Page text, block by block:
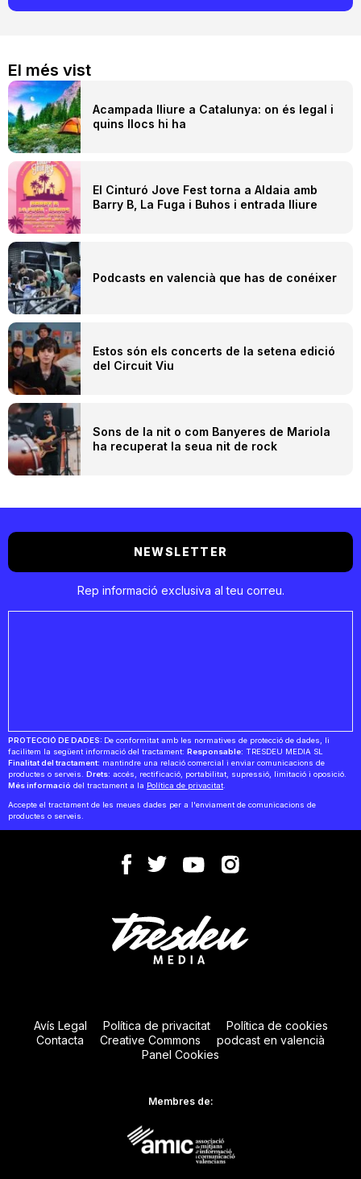
El més vist
Acampada lliure a Catalunya: on és legal i
quins llocs hi ha
El Cinturó Jove Fest torna a Aldaia amb
Barry B, La Fuga i Buhos i entrada lliure
Podcasts en valencià que has de conéixer
Estos són els concerts de la setena edició
del Circuit Viu
Sons de la nit o com Banyeres de Mariola
ha recuperat la seua nit de rock
NEWSLETTER
Rep informació exclusiva al teu correu.
PROTECCIÓ DE DADES: De conformitat amb les normatives de protecció de dades, li
facilitem la següent informació del tractament: Responsable: TRESDEU MEDIA SL
Finalitat del tractament: mantindre una relació comercial i enviar comunicacions de
productes o serveis. Drets: accés, rectificació, portabilitat, supressió, limitació i oposició.
Més informació del tractament a la Política de privacitat
Accepte el tractament de les meues dades per a l'enviament de comunicacions de
productes o serveis.
Avís Legal Política de privacitat
Política de cookies
Contacta
Creative Commons
podcast en valencià
Panel Cookies
Membres de: